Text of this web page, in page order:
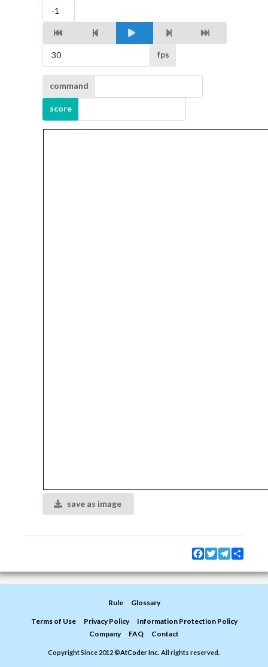
fps
command
score
save as image
Facebook
TwitterTelegram
Rule Glossary
Terms of Use Privacy Policy
Information Protection Policy
Company
FAQ Contact
Copyright Since 2012 ©AtCoder Inc. All rights reserved.